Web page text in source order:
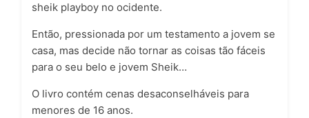
sheik playboy no ocidente.
Então, pressionada por um testamento a jovem se
casa, mas decide não tornar as coisas tão fáceis
para o seu belo e jovem Sheik…
O livro contém cenas desaconselháveis para
menores de 16 anos.